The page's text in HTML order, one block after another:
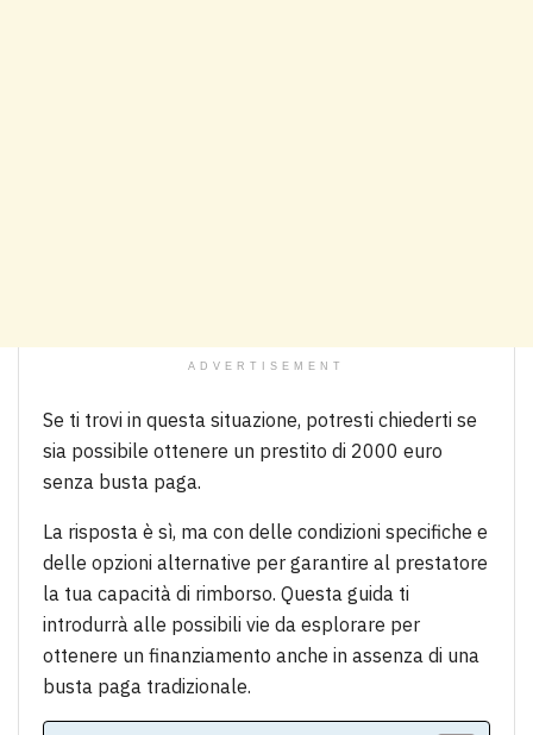
ADVERTISEMENT
Se ti trovi in questa situazione, potresti chiederti se
sia possibile ottenere un prestito di 2000 euro
senza busta paga.
La risposta è sì, ma con delle condizioni specifiche e
delle opzioni alternative per garantire al prestatore
la tua capacità di rimborso. Questa guida ti
introdurrà alle possibili vie da esplorare per
ottenere un finanziamento anche in assenza di una
busta paga tradizionale.